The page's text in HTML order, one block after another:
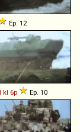
Ep. 12
kl 6p Ep. 10